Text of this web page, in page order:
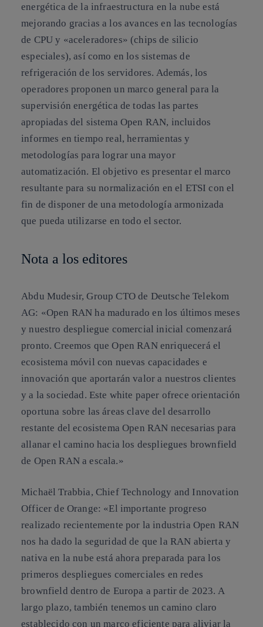
energética de la infraestructura en la nube está
mejorando gracias a los avances en las tecnologías
de CPU y «aceleradores» (chips de silicio
especiales), así como en los sistemas de
refrigeración de los servidores. Además, los
operadores proponen un marco general para la
supervisión energética de todas las partes
apropiadas del sistema Open RAN, incluidos
informes en tiempo real, herramientas y
metodologías para lograr una mayor
automatización. El objetivo es presentar el marco
resultante para su normalización en el ETSI con el
fin de disponer de una metodología armonizada
que pueda utilizarse en todo el sector.
Nota a los editores
Abdu Mudesir, Group CTO de Deutsche Telekom
AG: «Open RAN ha madurado en los últimos meses
y nuestro despliegue comercial inicial comenzará
pronto. Creemos que Open RAN enriquecerá el
ecosistema móvil con nuevas capacidades e
innovación que aportarán valor a nuestros clientes
y a la sociedad. Este white paper ofrece orientación
oportuna sobre las áreas clave del desarrollo
restante del ecosistema Open RAN necesarias para
allanar el camino hacia los despliegues brownfield
de Open RAN a escala.»
Michaël Trabbia, Chief Technology and Innovation
Officer de Orange: «El importante progreso
realizado recientemente por la industria Open RAN
nos ha dado la seguridad de que la RAN abierta y
nativa en la nube está ahora preparada para los
primeros despliegues comerciales en redes
brownfield dentro de Europa a partir de 2023. A
largo plazo, también tenemos un camino claro
establecido con un marco eficiente para aliviar la